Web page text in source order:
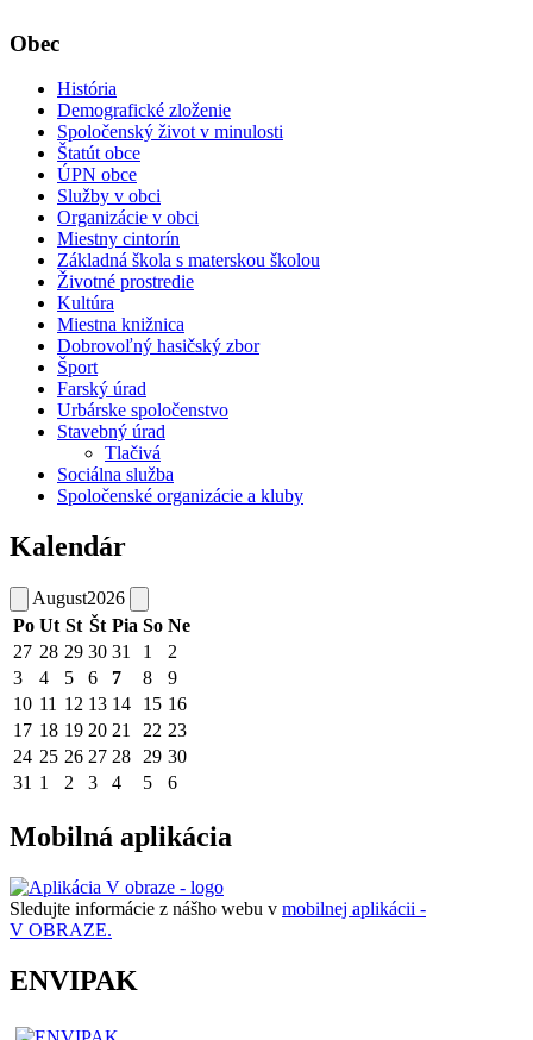
Obec
História
Demografické zloženie
Spoločenský život v minulosti
Štatút obce
ÚPN obce
Služby v obci
Organizácie v obci
Miestny cintorín
Základná škola s materskou školou
Životné prostredie
Kultúra
Miestna knižnica
Dobrovoľný hasičský zbor
Šport
Farský úrad
Urbárske spoločenstvo
Stavebný úrad
Tlačivá
Sociálna služba
Spoločenské organizácie a kluby
Kalendár
August2026
Po Ut St Št Pia So Ne
27 28 29 30 31 1
2
3
4 5 6 7 8
9
10 11 12 13 14 15 16
17 18 19 20 21 22 23
24 25 26 27 28 29 30
31 1 2 3 4 5 6
Mobilná aplikácia
Sledujte informácie z nášho webu v mobilnej aplikácii -
V OBRAZE.
ENVIPAK